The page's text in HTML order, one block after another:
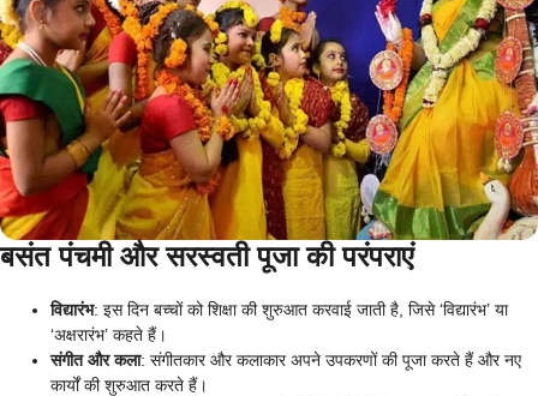
बसंत पंचमी और सरस्वती पूजा की परंपराएं
विद्यारंभ: इस दिन बच्चों को शिक्षा की शुरुआत करवाई जाती है, जिसे ‘विद्यारंभ’ या
‘अक्षरारंभ’ कहते हैं।
संगीत और कला: संगीतकार और कलाकार अपने उपकरणों की पूजा करते हैं और नए
कार्यों की शुरुआत करते हैं।